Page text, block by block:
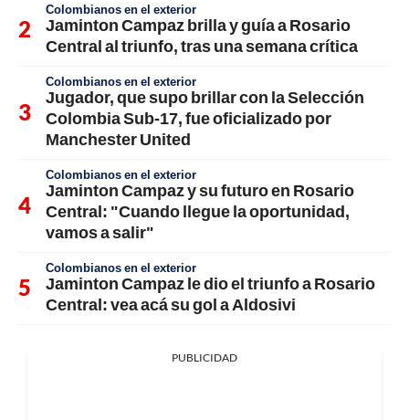
Colombianos en el exterior
Jaminton Campaz brilla y guía a Rosario
Central al triunfo, tras una semana crítica
Colombianos en el exterior
Jugador, que supo brillar con la Selección
Colombia Sub-17, fue oficializado por
Manchester United
Colombianos en el exterior
Jaminton Campaz y su futuro en Rosario
Central: "Cuando llegue la oportunidad,
vamos a salir"
Colombianos en el exterior
Jaminton Campaz le dio el triunfo a Rosario
Central: vea acá su gol a Aldosivi
PUBLICIDAD